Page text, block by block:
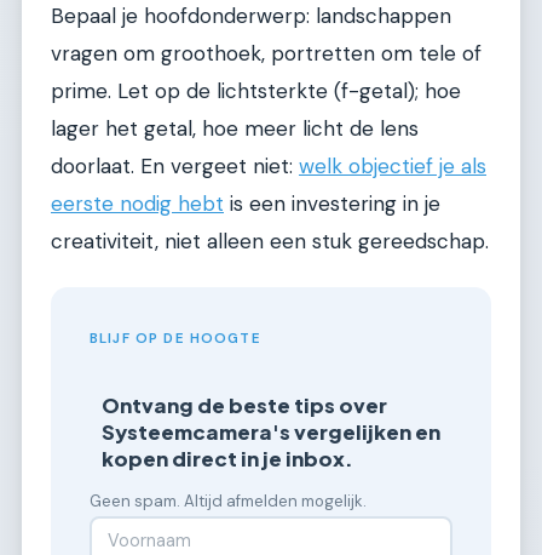
Bepaal je hoofdonderwerp: landschappen
vragen om groothoek, portretten om tele of
prime. Let op de lichtsterkte (f-getal); hoe
lager het getal, hoe meer licht de lens
doorlaat. En vergeet niet: welk objectief je als
eerste nodig hebt is een investering in je
creativiteit, niet alleen een stuk gereedschap.
BLIJF OP DE HOOGTE
Ontvang de beste tips over
Systeemcamera's vergelijken en
kopen direct in je inbox.
Geen spam. Altijd afmelden mogelijk.